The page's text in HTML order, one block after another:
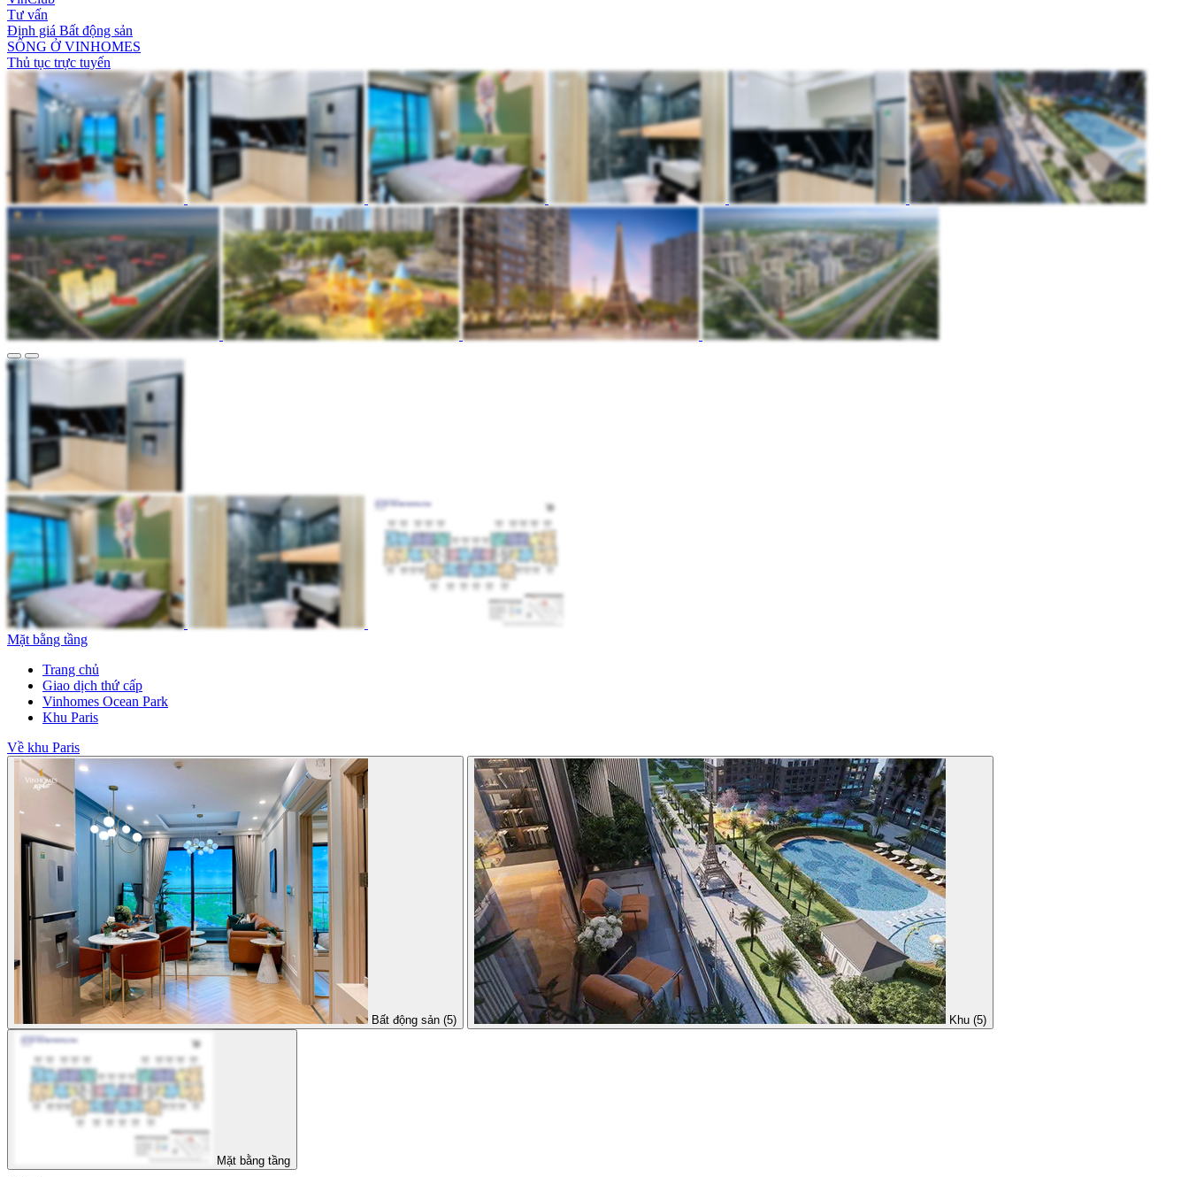
Tư vấn
Định giá Bất động sản
SỐNG Ở VINHOMES
Thủ tục trực tuyến
Mặt bằng tầng
Trang chủ
Giao dịch thứ cấp
Vinhomes Ocean Park
Khu Paris
Về khu Paris
Bất động sản (5) Khu (5)
Mặt bằng tầng